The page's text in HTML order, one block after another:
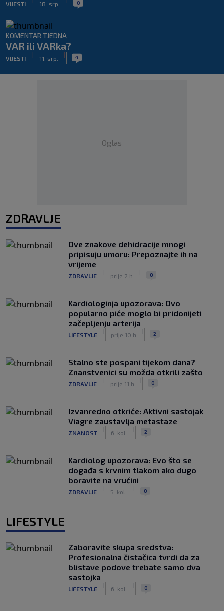
VIJESTI 18. srp. 0
KOMENTAR TJEDNA
VAR ili VARka?
VIJESTI
|
11. srp.
| 4
Oglas
ZDRAVLJE
Ove znakove dehidracije mnogi
pripisuju umoru: Prepoznajte ih na
vrijeme
ZDRAVLJE prije 2 h 0
Kardiologinja upozorava: Ovo
popularno piće moglo bi pridonijeti
začepljenju arterija
LIFESTYLE prije 10 h 2
Stalno ste pospani tijekom dana?
Znanstvenici su možda otkrili zašto
ZDRAVLJE prije 11 h 0
Izvanredno otkriće: Aktivni sastojak
Viagre zaustavlja metastaze
ZNANOST 6. kol. 2
Kardiolog upozorava: Evo što se
događa s krvnim tlakom ako dugo
boravite na vrućini
ZDRAVLJE 5. kol. 0
LIFESTYLE
Zaboravite skupa sredstva:
Profesionalna čistačica tvrdi da za
blistave podove trebate samo dva
sastojka
LIFESTYLE 6. kol. 0